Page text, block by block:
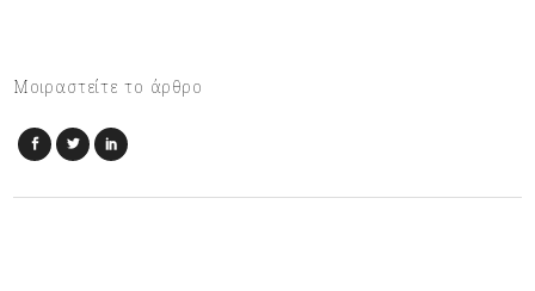
Μοιραστείτε το άρθρο